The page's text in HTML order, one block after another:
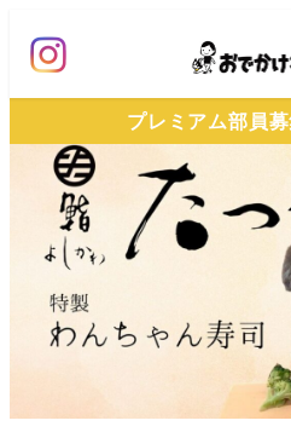
ン
プレミアム部員